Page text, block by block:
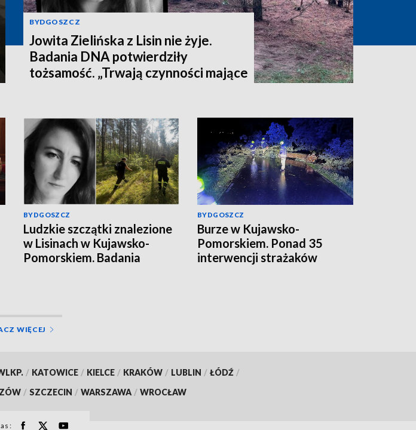
BYDGOSZCZ
Jowita Zielińska z Lisin nie żyje.
Badania DNA potwierdziły
tożsamość. „Trwają czynności mające
[wideo]
BYDGOSZCZ
Ludzkie szczątki znalezione
w Lisinach w Kujawsko-
Pomorskiem. Badania
Zielińskiej? [zdjęcia, wideo,
BYDGOSZCZ
Burze w Kujawsko-
Pomorskiem. Ponad 35
interwencji strażaków
WIĘCEJ
/ KATOWICE / KIELCE / KRAKÓW / LUBLIN / ŁÓDŹ /
/ SZCZECIN / WARSZAWA / WROCŁAW